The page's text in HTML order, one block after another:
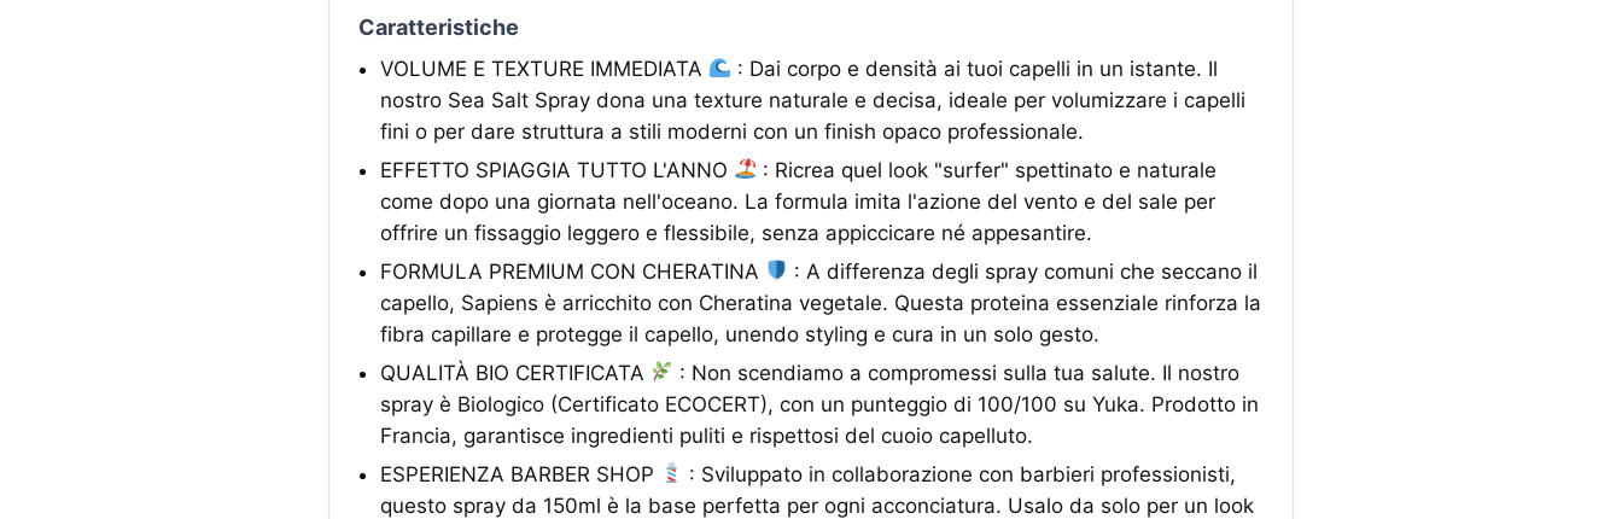
Caratteristiche
VOLUME E TEXTURE IMMEDIATA
: Dai corpo e densità ai tuoi capelli in un istante. Il
nostro Sea Salt Spray dona una texture naturale e decisa, ideale per volumizzare i capelli
fini o per dare struttura a stili moderni con un finish opaco professionale.
EFFETTO SPIAGGIA TUTTO L'ANNO
: Ricrea quel look "surfer" spettinato e naturale
come dopo una giornata nell'oceano. La formula imita l'azione del vento e del sale per
offrire un fissaggio leggero e flessibile, senza appiccicare né appesantire.
FORMULA PREMIUM CON CHERATINA
: A differenza degli spray comuni che seccano il
capello, Sapiens è arricchito con Cheratina vegetale. Questa proteina essenziale rinforza la
fibra capillare e protegge il capello, unendo styling e cura in un solo gesto.
QUALITÀ BIO CERTIFICATA
: Non scendiamo a compromessi sulla tua salute. Il nostro
spray è Biologico (Certificato ECOCERT), con un punteggio di 100/100 su Yuka. Prodotto in
Francia, garantisce ingredienti puliti e rispettosi del cuoio capelluto.
ESPERIENZA BARBER SHOP
: Sviluppato in collaborazione con barbieri professionisti,
questo spray da 150ml è la base perfetta per ogni acconciatura. Usalo da solo per un look